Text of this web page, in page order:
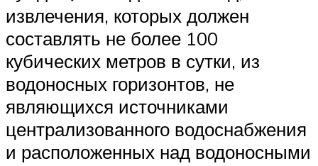
извлечения, которых должен
составлять не более 100
кубических метров в сутки, из
водоносных горизонтов, не
являющихся источниками
централизованного водоснабжения
и расположенных над водоносными